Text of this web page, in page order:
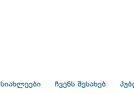
სიახლეები ჩვენს შესახებ